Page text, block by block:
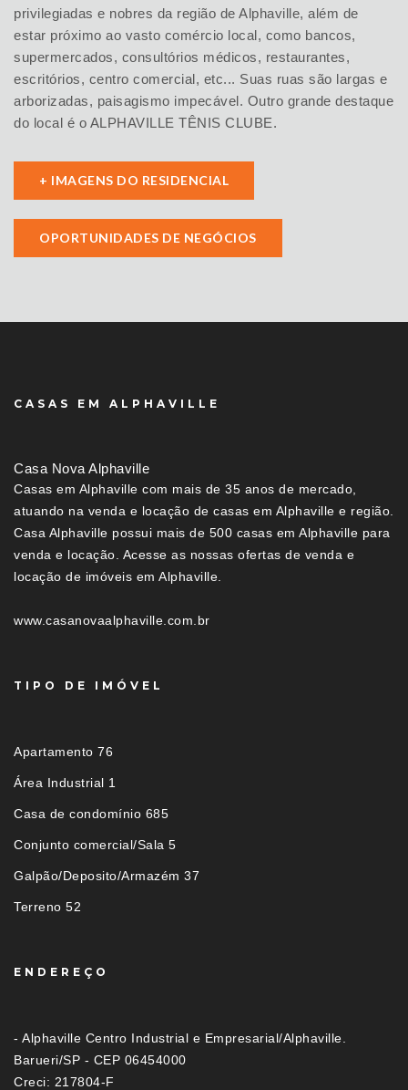
privilegiadas e nobres da região de Alphaville, além de
estar próximo ao vasto comércio local, como bancos,
supermercados, consultórios médicos, restaurantes,
escritórios, centro comercial, etc... Suas ruas são largas e
arborizadas, paisagismo impecável. Outro grande destaque
do local é o ALPHAVILLE TÊNIS CLUBE.
+ IMAGENS DO RESIDENCIAL
OPORTUNIDADES DE NEGÓCIOS
CASAS EM ALPHAVILLE
Casa Nova Alphaville
Casas em Alphaville com mais de 35 anos de mercado,
atuando na venda e locação de casas em Alphaville e região.
Casa Alphaville possui mais de 500 casas em Alphaville para
venda e locação. Acesse as nossas ofertas de venda e
locação de imóveis em Alphaville.
www.casanovaalphaville.com.br
TIPO DE IMÓVEL
Apartamento 76
Área Industrial 1
Casa de condomínio 685
Conjunto comercial/Sala 5
Galpão/Deposito/Armazém 37
Terreno 52
ENDEREÇO
- Alphaville Centro Industrial e Empresarial/Alphaville.
Barueri/SP - CEP 06454000
Creci: 217804-F